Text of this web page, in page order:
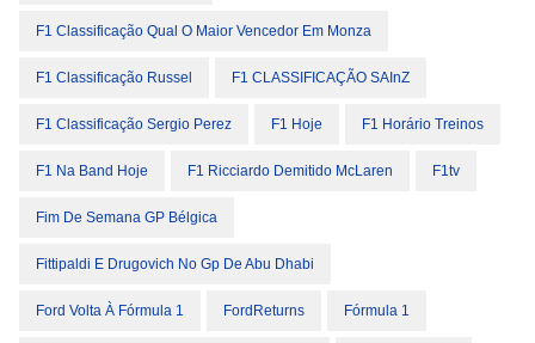
F1 Classificação Qual O Maior Vencedor Em Monza
F1 Classificação Russel F1 CLASSIFICAÇÃO SAInZ
F1 Classificação Sergio Perez F1 Hoje F1 Horário Treinos
F1 Na Band Hoje F1 Ricciardo Demitido McLaren F1tv
Fim De Semana GP Bélgica
Fittipaldi E Drugovich No Gp De Abu Dhabi
Ford Volta À Fórmula 1 FordReturns Fórmula 1